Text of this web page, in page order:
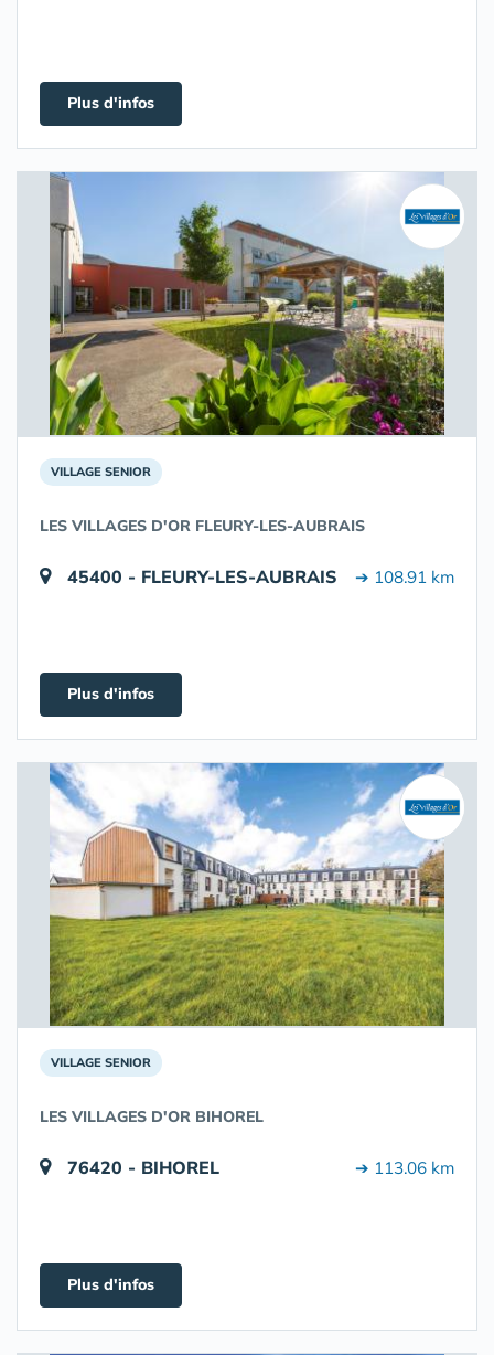
Plus d'infos
VILLAGE SENIOR
LES VILLAGES D'OR FLEURY-LES-AUBRAIS
45400 - FLEURY-LES-AUBRAIS ➔ 108.91 km
Plus d'infos
VILLAGE SENIOR
LES VILLAGES D'OR BIHOREL
76420 - BIHOREL ➔ 113.06 km
Plus d'infos